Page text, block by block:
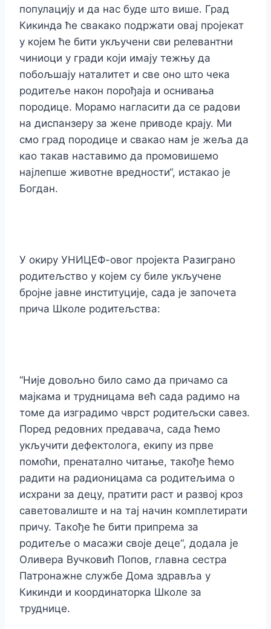
популацију и да нас буде што више. Град
Кикинда ће свакако подржати овај пројекат
у којем ће бити укључени сви релевантни
чиниоци у гради који имају тежњу да
побољшају наталитет и све оно што чека
родитеље након порођаја и оснивања
породице. Морамо нагласити да се радови
на диспанзеру за жене приводе крају. Ми
смо град породице и свакао нам је жеља да
као такав наставимо да промовишемо
најлепше животне вредности“, истакао је
Богдан.
У окиру УНИЦЕФ-овог пројекта Разиграно
родитељство у којем су биле укључене
бројне јавне институције, сада је започета
прича Школе родитељства:
“Није довољно било само да причамо са
мајкама и трудницама већ сада радимо на
томе да изградимо чврст родитељски савез.
Поред редовних предавача, сада ћемо
укључити дефектолога, екипу из прве
помоћи, пренатално читање, такође ћемо
радити на радионицама са родитељима о
исхрани за децу, пратити раст и развој кроз
саветовалиште и на тај начин комплетирати
причу. Такође ће бити припрема за
родитеље о масажи своје деце“, додала је
Оливера Вучковић Попов, главна сестра
Патронажне службе Дома здравља у
Кикинди и координаторка Школе за
труднице.